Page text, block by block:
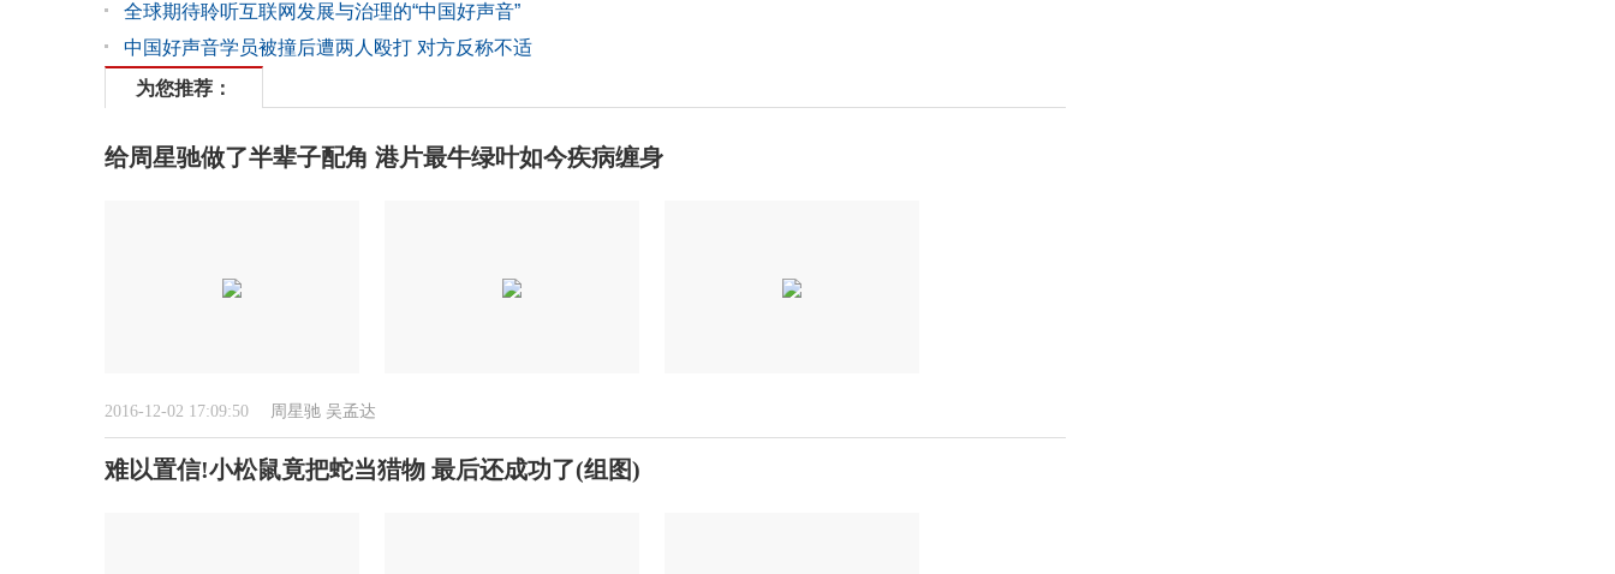
全球期待聆听互联网发展与治理的“中国好声音”
中国好声音学员被撞后遭两人殴打 对方反称不适
为您推荐：
给周星驰做了半辈子配角 港片最牛绿叶如今疾病缠身
2016-12-02 17:09:50 周星驰 吴孟达
难以置信!小松鼠竟把蛇当猎物 最后还成功了(组图)